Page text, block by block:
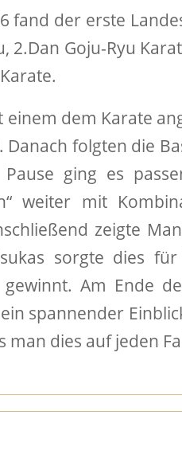
fand der erste
2.Dan Goju-Ryu
einem dem Karate
Danach folgten die
ging es
weiter mit
zeigte
sorgte dies
gewinnt. Am Ende
spannender
man dies auf jeden